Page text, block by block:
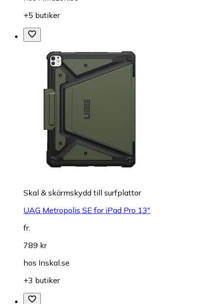
+5 butiker
Skal & skärmskydd till surfplattor
UAG Metropolis SE for iPad Pro 13"
fr.
789 kr
hos Inskal.se
+3 butiker